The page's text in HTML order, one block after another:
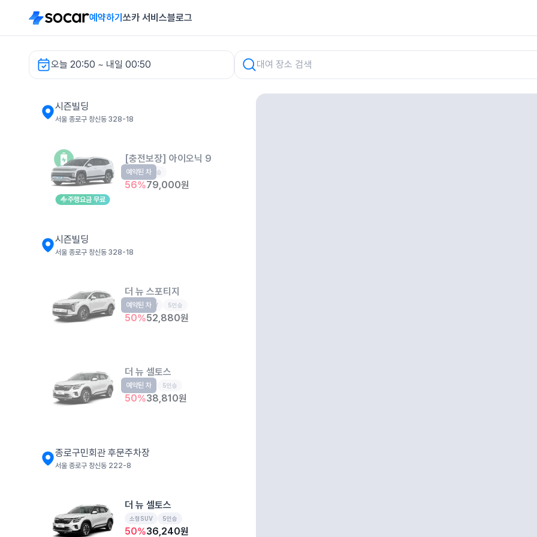
예약하기 쏘카 서비스블로그
오늘 20:50 ~ 내일 00:50
시즌빌딩 렌터카
시즌빌딩
서울 종로구 창신동 328-18
주행요금 무료
[충전보장] 아이오닉 9
EV 6인승
56%79,000원
예약된 차
시즌빌딩
서울 종로구 창신동 328-18
더 뉴 스포티지
준중형SUV 5인승
50%52,880원
예약된 차
더 뉴 셀토스
소형SUV 5인승
50%38,810원
예약된 차
종로구민회관 후문주차장
서울 종로구 창신동 222-8
더 뉴 셀토스
소형SUV 5인승
50%36,240원